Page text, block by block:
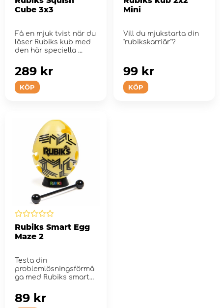
Cube 3x3
Få en mjuk tvist när du
löser Rubiks kub med
den här speciella ...
KÖP
289 kr
Mini
Vill du mjukstarta din
"rubikskarriär"?
KÖP
99 kr
Rubiks Smart Egg
Maze 2
Testa din
problemlösningsförmå
ga med Rubiks smarta
89 kr